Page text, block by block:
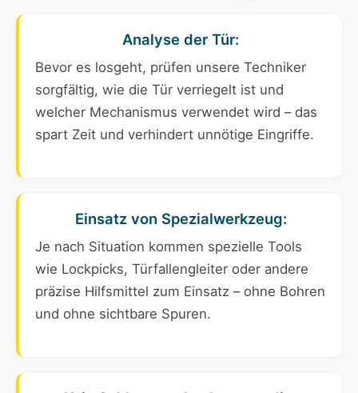
Analyse der Tür:
Bevor es losgeht, prüfen unsere Techniker
sorgfältig, wie die Tür verriegelt ist und
welcher Mechanismus verwendet wird – das
spart Zeit und verhindert unnötige Eingriffe.
Einsatz von Spezialwerkzeug:
Je nach Situation kommen spezielle Tools
wie Lockpicks, Türfallengleiter oder andere
präzise Hilfsmittel zum Einsatz – ohne Bohren
und ohne sichtbare Spuren.